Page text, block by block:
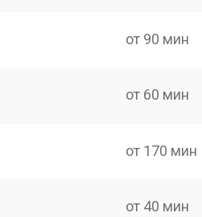
от 90 мин
от 60 мин
от 170 мин
от 40 мин